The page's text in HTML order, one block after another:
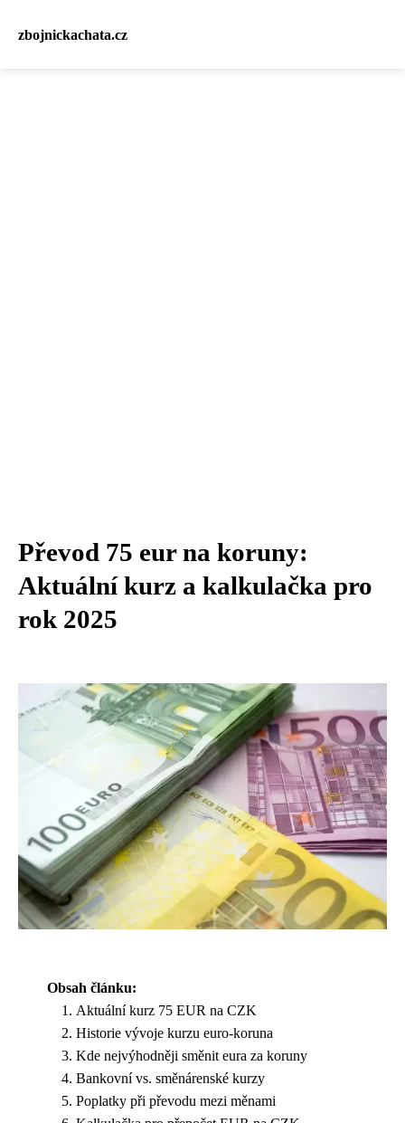
zbojnickachata.cz
Převod 75 eur na koruny:
Aktuální kurz a kalkulačka pro
rok 2025
Obsah článku:
Aktuální kurz 75 EUR na CZK
Historie vývoje kurzu euro-koruna
Kde nejvýhodněji směnit eura za koruny
Bankovní vs. směnárenské kurzy
Poplatky při převodu mezi měnami